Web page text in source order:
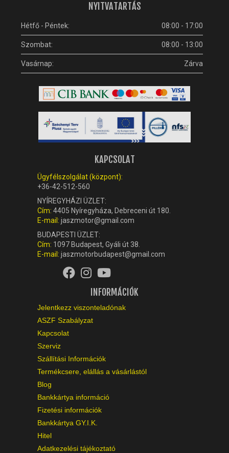
NYITVATARTÁS
Hétfő - Péntek: 08:00 - 17:00
Szombat: 08:00 - 13:00
Vasárnap: Zárva
KAPCSOLAT
Ügyfélszolgálat (központ):
+36-42-512-560
NYÍREGYHÁZI ÜZLET:
Cím: 4405 Nyíregyháza, Debreceni út 180.
E-mail: jaszmotor@gmail.com
BUDAPESTI ÜZLET:
Cím: 1097 Budapest, Gyáli út 38.
E-mail: jaszmotorbudapest@gmail.com
INFORMÁCIÓK
Jelentkezz viszonteladónak
ASZF Szabályzat
Kapcsolat
Szerviz
Szállítási Információk
Termékcsere, elállás a vásárlástól
Blog
Bankkártya információ
Fizetési információk
Bankkártya GY.I.K.
Hitel
Adatkezelési tájékoztató